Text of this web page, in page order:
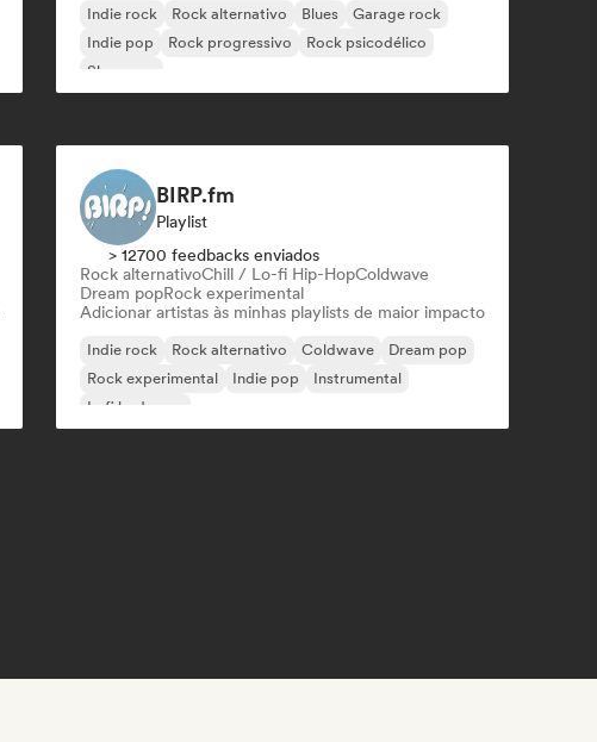
Indie rock Rock alternativo Blues
Garage rock
Indie pop
Rock progressivo
Rock psicodélico
Shoegaze
BIRP.fm
Playlist
> 12700 feedbacks enviados
Rock alternativoChill / Lo-fi Hip-HopColdwave
Dream popRock experimental
Adicionar artistas às minhas playlists de maior impacto
Indie rock Rock alternativo Coldwave
Dream pop
Rock experimental
Indie pop
Instrumental
Lofi bedroom